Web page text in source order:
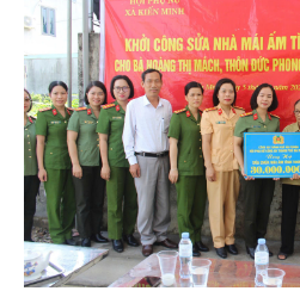
TƯ
NGƯỜI CÔNG AN
Đối với tự mình, phải
CẦN, KIỆM,